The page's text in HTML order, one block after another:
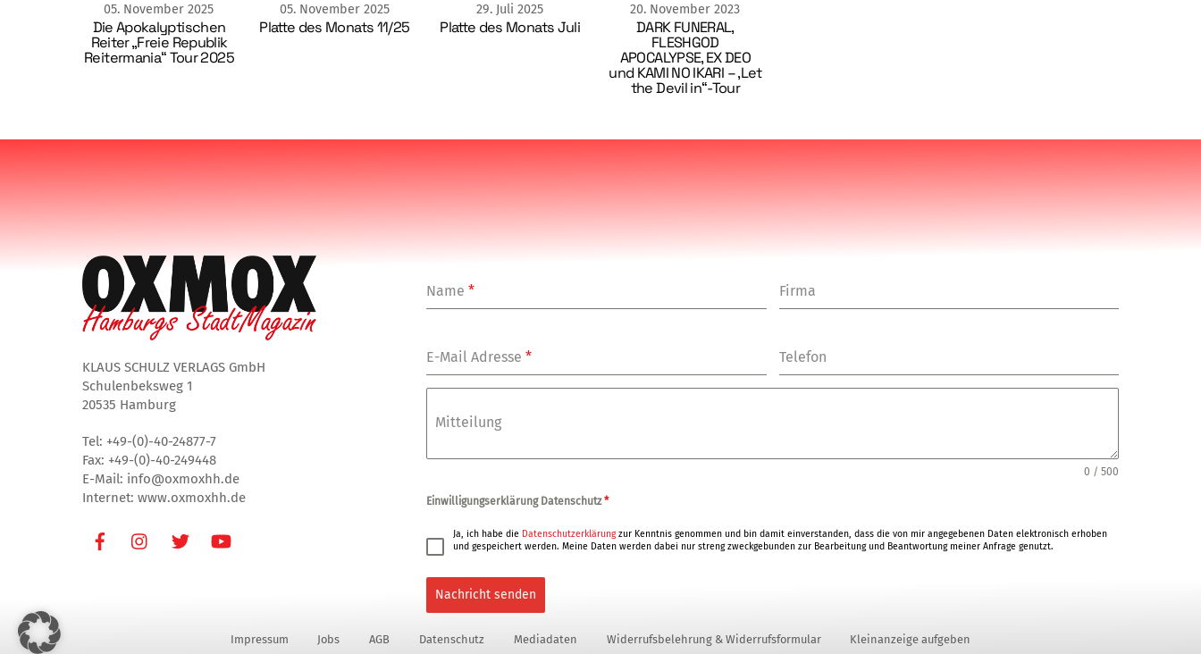
05. November 2025
Die Apokalyptischen
Reiter „Freie Republik
Reitermania“ Tour 2025
05. November 2025
Platte des Monats 11/25
29. Juli 2025
Platte des Monats Juli
20. November 2023
DARK FUNERAL,
FLESHGOD
APOCALYPSE, EX DEO
und KAMI NO IKARI – ‚Let
the Devil in“-Tour
KLAUS SCHULZ VERLAGS GmbH
Schulenbeksweg 1
20535 Hamburg
Tel: +49-(0)-40-24877-7
Fax: +49-(0)-40-249448
E-Mail: info@oxmoxhh.de
Internet: www.oxmoxhh.de
FacebookInstagramTwitter
Name* Firma
E-Mail Adresse* Telefon
Mitteilung
0 / 500
Einwilligungserklärung Datenschutz*
Ja, ich habe die Datenschutzerklärungzur Kenntnis genommen und bin damit einverstanden, dass die von mir angegebenen Daten elektronisch erhoben
und gespeichert werden. Meine Daten werden dabei nur streng zweckgebunden zur Bearbeitung und Beantwortung meiner Anfrage genutzt.
Nachricht senden
Impressum Jobs AGB Datenschutz Mediadaten Widerrufsbelehrung & Widerrufsformular Kleinanzeige aufgeben